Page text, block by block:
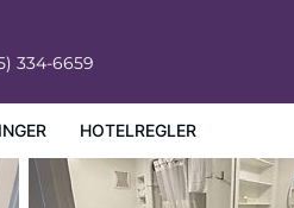
334-6659
HOTELREGLER